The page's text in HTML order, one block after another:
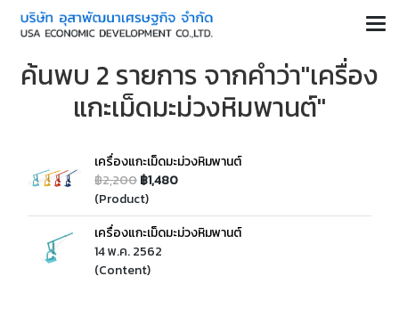
ค้นพบ 2 รายการ จากคำว่า"เครื่อง
แกะเม็ดมะม่วงหิมพานต์"
เครื่องแกะเม็ดมะม่วงหิมพานต์
฿2,200฿1,480
(Product)
เครื่องแกะเม็ดมะม่วงหิมพานต์
14 พ.ค. 2562
(Content)